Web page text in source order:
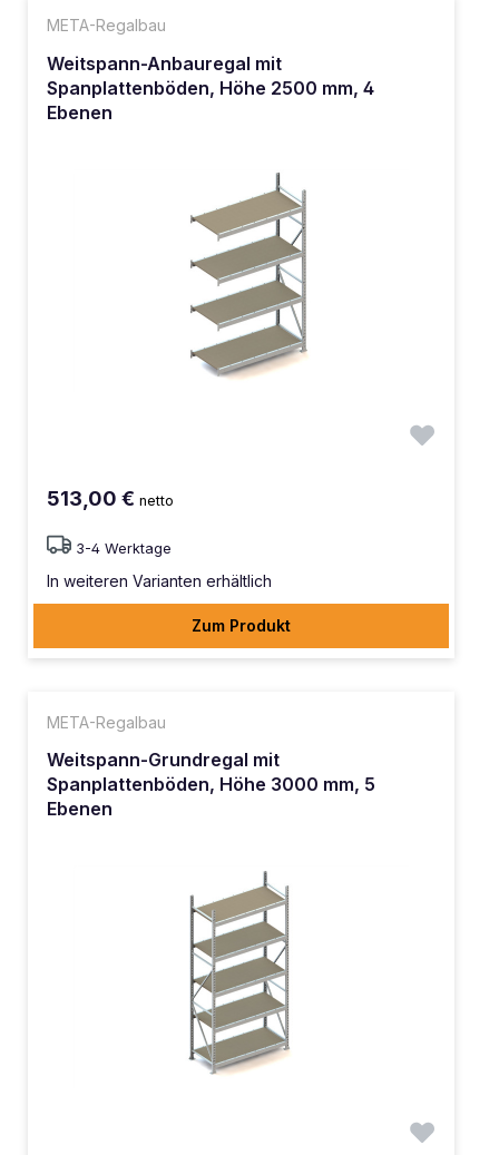
META-Regalbau
Weitspann-Anbauregal mit
Spanplattenböden, Höhe 2500 mm, 4
Ebenen
513,00 € netto
3-4 Werktage
In weiteren Varianten erhältlich
Zum Produkt
META-Regalbau
Weitspann-Grundregal mit
Spanplattenböden, Höhe 3000 mm, 5
Ebenen